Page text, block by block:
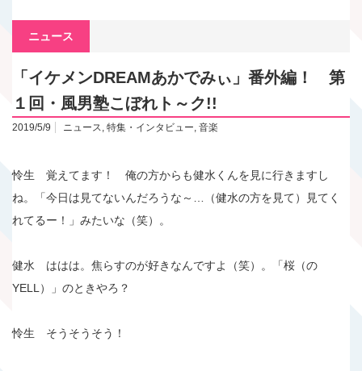
ニュース
「イケメンDREAMあかでみぃ」番外編！ 第
１回・風男塾こぼれト～ク!!
2019/5/9 ニュース, 特集・インタビュー, 音楽
怜生 覚えてます！ 俺の方からも健水くんを見に行きますし
ね。「今日は見てないんだろうな～…（健水の方を見て）見てく
れてるー！」みたいな（笑）。
健水 ははは。焦らすのが好きなんですよ（笑）。「桜（の
YELL）」のときやろ？
怜生 そうそうそう！